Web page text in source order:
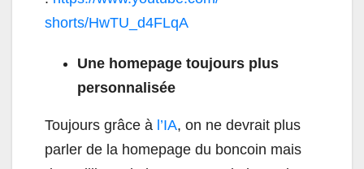
shorts/HwTU_d4FLqA
Une homepage toujours plus
personnalisée
Toujours grâce à l’IA, on ne devrait plus
parler de la homepage du boncoin mais